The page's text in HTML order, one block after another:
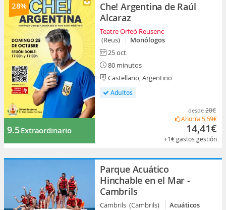
28%
9.5Extraordinario
Che! Argentina de Raúl
Alcaraz
Teatre Orfeó Reusenc
(Reus)
Monólogos
25 oct
80 minutos
Castellano, Argentino
Adultos
desde 20€
Ahorra 5,59€
14,41€
+1€gastos gestión
Parque Acuático
Hinchable en el Mar -
Cambrils
Cambrils (Cambrils) Acuáticos